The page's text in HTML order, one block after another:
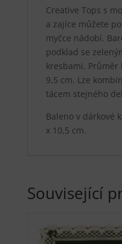
Creative Tops s
a zajíce můžete
myčce nádobí.
podklad se
kresbami. Průměr
9,5 cm. Lze
tácem stejného
Baleno v dárkové
x 10,5 cm.
Související